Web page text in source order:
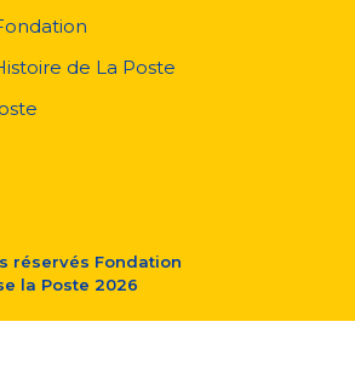
de La Poste
réservés Fondation
la Poste 2026